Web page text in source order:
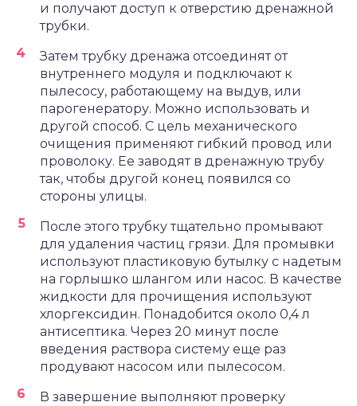
и получают доступ к отверстию дренажной
трубки.
Затем трубку дренажа отсоединят от
внутреннего модуля и подключают к
пылесосу, работающему на выдув, или
парогенератору. Можно использовать и
другой способ. С цель механического
очищения применяют гибкий провод или
проволоку. Ее заводят в дренажную трубу
так, чтобы другой конец появился со
стороны улицы.
После этого трубку тщательно промывают
для удаления частиц грязи. Для промывки
используют пластиковую бутылку с надетым
на горлышко шлангом или насос. В качестве
жидкости для прочищения используют
хлоргексидин. Понадобится около 0,4 л
антисептика. Через 20 минут после
введения раствора систему еще раз
продувают насосом или пылесосом.
В завершение выполняют проверку